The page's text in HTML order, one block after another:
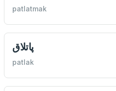
patlatmak
پاتلاق
patlak